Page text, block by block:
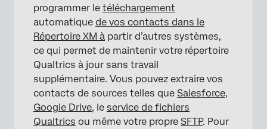
programmer le téléchargement
automatique de vos contacts dans le
Répertoire XM à partir d’autres systèmes,
ce qui permet de maintenir votre répertoire
Qualtrics à jour sans travail
supplémentaire. Vous pouvez extraire vos
contacts de sources telles que Salesforce,
Google Drive, le service de fichiers
Qualtrics ou même votre propre SFTP. Pour